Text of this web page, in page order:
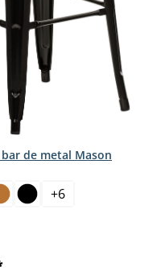
de metal Mason
+6